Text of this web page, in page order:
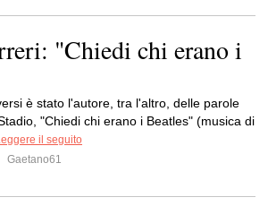
"Chiedi chi erano i
è stato l'autore, tra l'altro, delle parole
"Chiedi chi erano i Beatles" (musica di
il seguito
Gaetano61